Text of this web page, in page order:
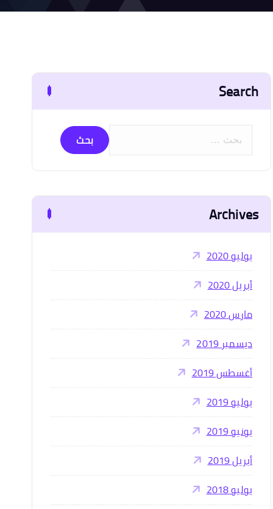
Search
ث
ع
ن
Archives
يوليو 2020
أبريل 2020
مارس 2020
ديسمبر 2019
أغسطس 2019
يوليو 2019
يونيو 2019
أبريل 2019
يوليو 2018